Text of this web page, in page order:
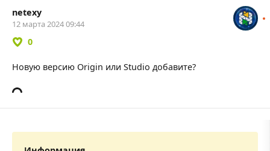
netexy
12 марта 2024 09:44
0
Новую версию Origin или Studio добавите?